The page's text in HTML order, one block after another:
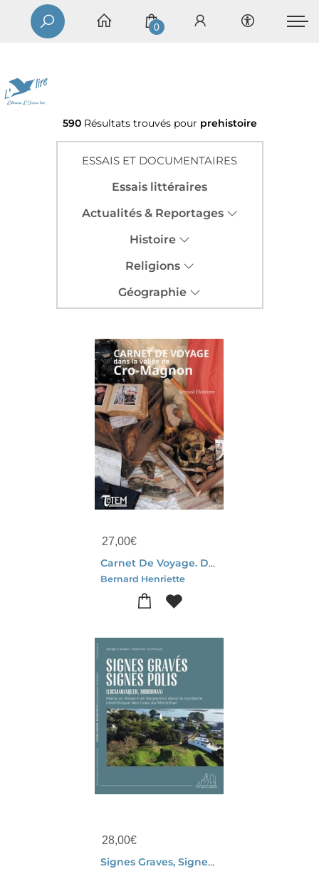
0
590 Résultats trouvés pour prehistoire
ESSAIS ET DOCUMENTAIRES
Essais littéraires
Actualités & Reportages
Histoire
Religions
Géographie
27,00€
Carnet De Voyage. Dans La Vallee De Cro-magnon
Bernard Henriette
28,00€
Signes Graves, Signes Polis ( Locmariaquer, Morbihan ) : Mane Er Hroech Et Kerpenhir Dans Le Contexte Neolithique Des Rives Du Morbihan